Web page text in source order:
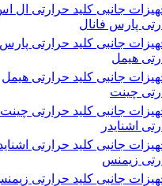
جانبی کلید حرارتی ال
پارس فانال
جانبی کلید حرارتی پارس
هیمل
جانبی کلید حرارتی هیمل
چینت
جانبی کلید حرارتی چینت
اشنایدر
جانبی کلید حرارتی
زیمنس
جانبی کلید حرارتی